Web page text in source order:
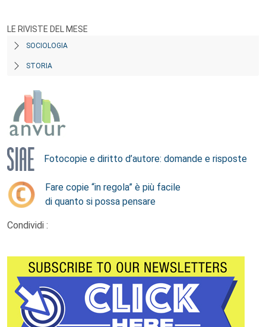
LE RIVISTE DEL MESE
SOCIOLOGIA
STORIA
Fotocopie e diritto d’autore: domande e risposte
Fare copie “in regola” è più facile
di quanto si possa pensare
Condividi :